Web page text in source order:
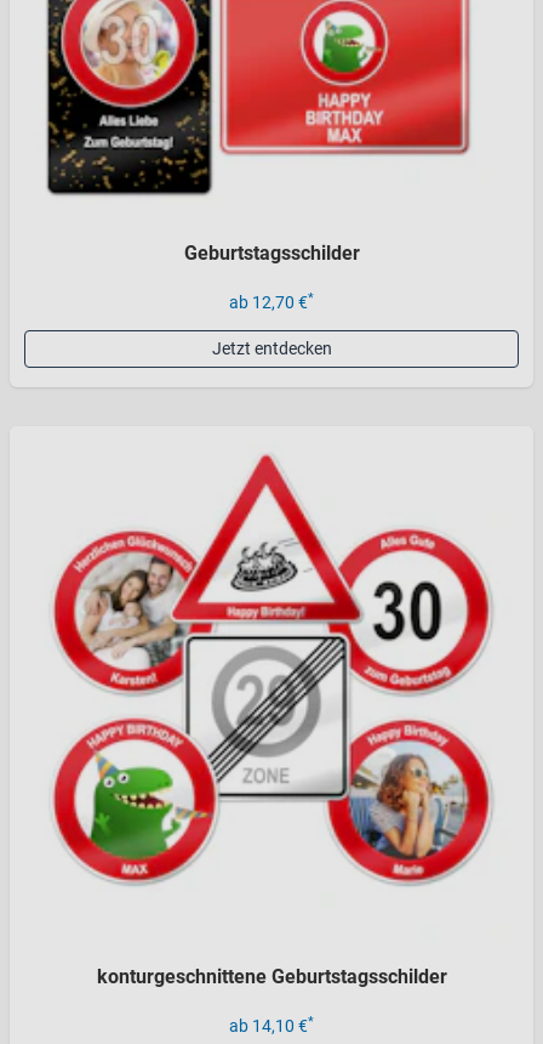
Geburtstagsschilder
ab 12,70 €*
Jetzt entdecken
konturgeschnittene Geburtstagsschilder
ab 14,10 €*